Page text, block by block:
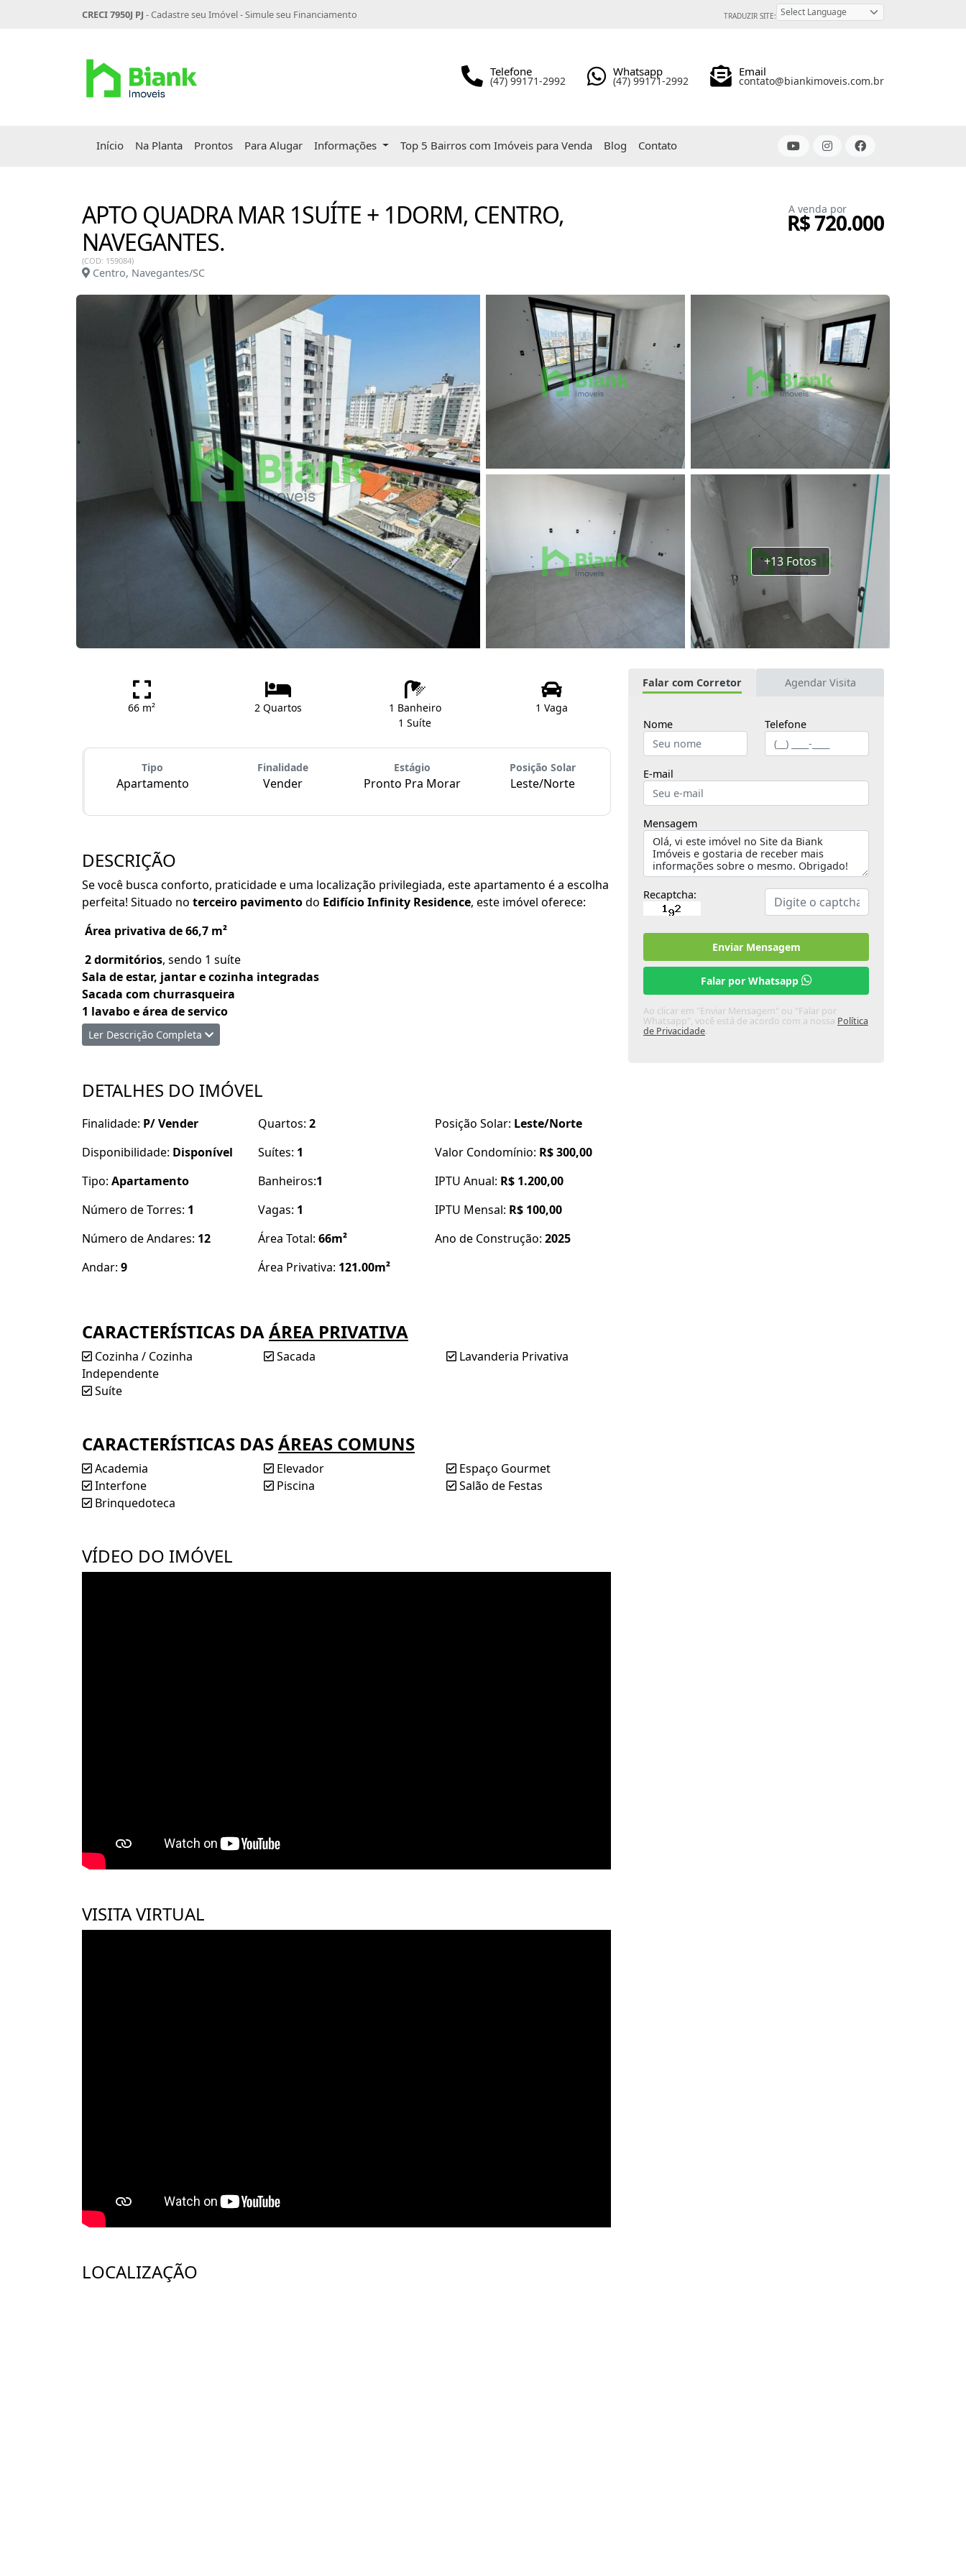
CRECI 7950J PJ -Cadastre seu Imóvel-Simule seu Financiamento
TRADUZIR SITE:
Email
contato@biankimoveis.com.br
Whatsapp
(47) 99171-2992
Telefone
(47) 99171-2992
Início Na Planta Prontos Para Alugar Informações Top 5 Bairros com Imóveis para Venda Blog Contato
APTO QUADRA MAR 1SUÍTE + 1DORM, CENTRO,
NAVEGANTES.
(COD: 159084)
Centro, Navegantes/SC
A venda por
R$ 720.000
+13 Fotos
66 m² 2 Quartos
1 Banheiro
1 Suíte
1 Vaga
Tipo
Apartamento
Finalidade
Vender
Estágio
Pronto Pra Morar
Posição Solar
Leste/Norte
DESCRIÇÃO
Se você busca conforto, praticidade e uma localização privilegiada, este apartamento é a escolha
perfeita! Situado no terceiro pavimentodo Edifício Infinity Residence, este imóvel oferece:
Área privativa de 66,7 m²
2 dormitórios, sendo 1 suíte
Sala de estar, jantar e cozinha integradas
Sacada com churrasqueira
1 lavabo e área de serviço
1 box de garagem privativo
O Edifício oferece uma infraestrutura completa:
✔️Brinquedoteca
✔️Elevador
✔️Hall de entrada decorado e mobiliado
✔️
✔️Internet
✔️Medidores individuais de água, luz e gás
✔️Reaproveitamento de água
Não perca a oportunidade de morar em um imóvel com excelente infraestrutura, perto do mar e
com todos os benefícios que você e sua família merecem!
Agende sua visita agora e venha conhecer o seu novo lar!
Ler Descrição Completa
DETALHES DO IMÓVEL
Finalidade: P/ Vender
Disponibilidade: Disponível
Tipo: Apartamento
Número de Torres: 1
Número de Andares: 12
Andar: 9
Quartos:2
Suítes: 1
Banheiros:1
Vagas: 1
Área Total:66m²
Área Privativa: 121.00m²
Posição Solar: Leste/Norte
Valor Condomínio: R$ 300,00
IPTU Anual: R$ 1.200,00
IPTU Mensal: R$ 100,00
Ano de Construção: 2025
CARACTERÍSTICAS DAÁREA PRIVATIVA
Cozinha / Cozinha
Independente
Sacada Lavanderia Privativa
Suíte
CARACTERÍSTICAS DASÁREAS COMUNS
Academia Elevador
Espaço Gourmet
Interfone
Piscina
Salão de Festas
Brinquedoteca
VÍDEO DO IMÓVEL
VISITA VIRTUAL
LOCALIZAÇÃO
Falar com Corretor Agendar Visita
Nome Telefone
E-mail
Mensagem
Recaptcha:
Enviar Mensagem
Falar por Whatsapp
Ao clicar em "Enviar Mensagem" ou "Falar por
Whatsapp", você está de acordo com a nossa Política
de Privacidade.